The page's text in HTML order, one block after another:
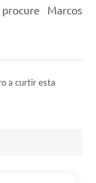
Marcos
a curtir esta